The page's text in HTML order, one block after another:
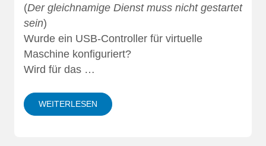
(Der gleichnamige Dienst muss nicht gestartet
sein)
Wurde ein USB-Controller für virtuelle
Maschine konfiguriert?
Wird für das …
WEITERLESEN